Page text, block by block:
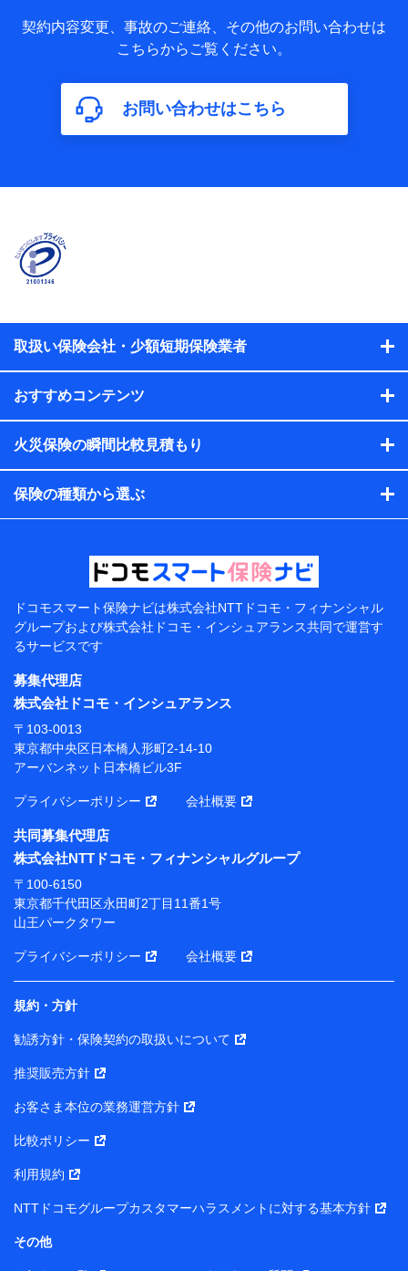
約に関する情報。例として、保険契約者及び被保険者の氏
名、住所、生年月日、性別、保険契約者と被保険者の関係、
保険加入の目的、保険商品の内容、保険料、保険料のお支払
年数などの情報、ペットの種類や年齢などの情報などが含ま
れます。
【共同して利用する者の範囲】
株式会社NTTドコモ
当社又は株式会社NTTドコモが提供する保険関連サービスに
おけるユーザ登録受付および管理のため
当社又は株式会社NTTドコモと取引のあるもしくは委託を受
れらに付帯、関連する当社、株式会社NTTドコモおよび提携
会社のサービスを案内、提供するため
析して、お客さまの趣味・嗜好・傾向に応じたサービス・商
各種セミナーの開催のため
コンサルティングサービスの実施のため
アンケートやキャンペーン等の実施のため
上記に係る案内・手続き・管理等付帯業務を行うため
当該個人データを取り扱う各共同利用者（詳細は次のと
東京都千代田区永田町2丁目11番1号 山王パークタワー
株式会社NTTドコモ 代表取締役社長 前田 義晃
東京都中央区日本橋人形町2-14-10 アーバンネット日
本橋ビル 3F
長 吉村 忠義
※ 当社および株式会社NTTドコモは、お客さまの情報
ソナルデータ憲章」に定める行動原則を順守します 。
※ パーソナルデータダッシュボードの「第三者提供の
管理」の設定状態にかかわらず、共同利用する場合があ
ります。
※ dポイントクラブ会員ではないお客さま（2019年12
月11日以降、一度もdポイントクラブ会員であったこと
がないお客さまに限る）に関する、2019年12月10日以
前に取得した個人データは、こちら の利用目的の範囲内
当社は株式会社NTTドコモ・フィナンシャルグループ
との間で、以下のとおり個人データを共同利用しま
す。
【共同して利用される利用データの項目】
当社または株式会社NTTドコモ・フィナンシャルグルー
の個人データ
基本情報
性、連絡先、dポイントサービスのご利用に関する情報。例
所、dポイント残高、dポイント利用履歴などが含まれます。
契約内容変更、事故のご連絡、その他のお問い合わせは
こちらからご覧ください。
お問い合わせはこちら
取扱い保険会社・少額短期保険業者
おすすめコンテンツ
火災保険の瞬間比較見積もり
保険の種類から選ぶ
ドコモスマート保険ナビは株式会社NTTドコモ・フィナンシャル
グループおよび株式会社ドコモ・インシュアランス共同で運営す
るサービスです
募集代理店
株式会社ドコモ・インシュアランス
〒103-0013
東京都中央区日本橋人形町2-14-10
アーバンネット日本橋ビル3F
プライバシーポリシー 会社概要
共同募集代理店
株式会社NTTドコモ・フィナンシャルグループ
〒100-6150
東京都千代田区永田町2丁目11番1号
山王パークタワー
プライバシーポリシー 会社概要
規約・方針
勧誘方針・保険契約の取扱いについて
推奨販売方針
お客さま本位の業務運営方針
比較ポリシー
利用規約
NTTドコモグループカスタマーハラスメントに対する基本方針
その他